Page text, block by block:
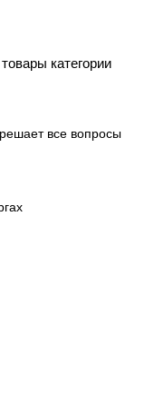
категории
все вопросы